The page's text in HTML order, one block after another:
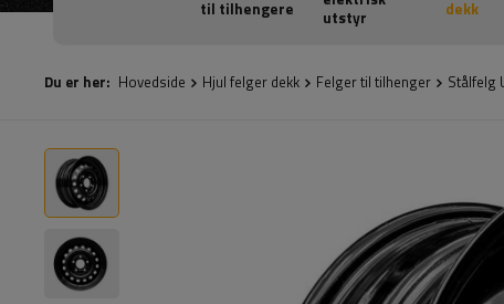
til tilhengere
utstyr
dekk
Du er her: Hovedside Hjul felger dekk Felger til tilhenger Stålfelg